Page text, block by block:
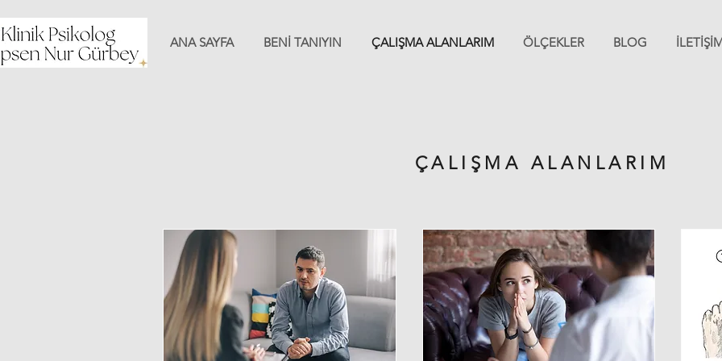
ANA SAYFA BENİ TANIYIN ÇALIŞMA ALANLARIM ÖLÇEKLER BLOG
ÇALIŞMA ALANLARIM